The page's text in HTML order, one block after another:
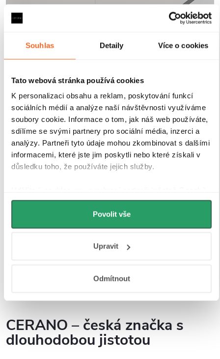
Souhlas Detaily Více o cookies
Tato webová stránka používá cookies
K personalizaci obsahu a reklam, poskytování funkcí
sociálních médií a analýze naší návštěvnosti využíváme
soubory cookie. Informace o tom, jak náš web používáte,
sdílíme se svými partnery pro sociální média, inzerci a
analýzy. Partneři tyto údaje mohou zkombinovat s dalšími
informacemi, které jste jim poskytli nebo které získali v
důsledku toho, že používáte jejich služby.
můžeme používat cookies pro analytiku a
personalizovanou reklamu. Jak Google zpracovává
osobní údaje najdete na stránkách
Povolit vše
Upravit
Odmítnout
Tvrzené bezpečností sklo
zajišťujevysokou pevnost, stabilitu a bezpečnostpři
každodenním používání. Sklo je opatřeno speciální
povrchovou úpravou Easy Clean, kteráminimalizuje
usnadňuje údržbu. Na výběr máte
z více variant skel
preferencí a stylu vaší koupelny.
CERANO – česká značka s
dlouhodobou jistotou